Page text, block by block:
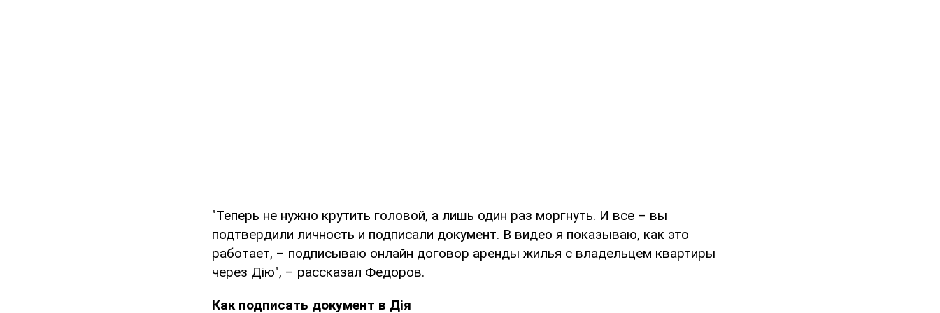
"Теперь не нужно крутить головой, а лишь один раз моргнуть. И все – вы
подтвердили личность и подписали документ. В видео я показываю, как это
работает, – подписываю онлайн договор аренды жилья с владельцем квартиры
через Дію", – рассказал Федоров.
Как подписать документ в Дія